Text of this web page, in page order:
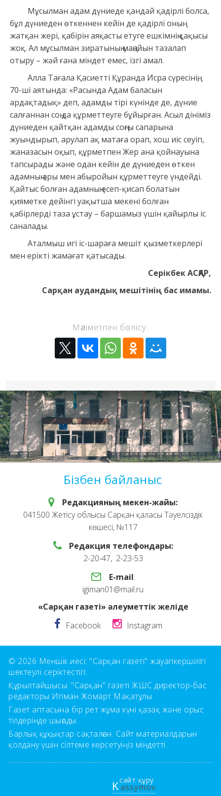
Мұсылман адам дүниеде қандай қадірлі болса,
бұл дүниеден өткеннен кейін де қадірлі оның
жатқан жері, қабірін аяқасты етуге ешкімнің қақысы
жоқ. Ал мұсылман зиратының маңайын тазалап
отыру – жәй ғана міндет емес, ізгі амал.
Алла Тағала Қасиетті Құранда Исра сүресінің,
70-ші аятында: «Расында Адам баласын
ардақтадық» деп, адамды тірі күнінде де, дүние
салғаннан соң да құрметтеуге бұйырған. Асыл дініміз
дүниеден қайтқан адамды соңғы сапарына
жуындырып, арулап ақ матаға орап, хош иіс сеуіп,
жаназасын оқып, құрметпен Жер ана қойнауына
тапсырады және одан кейін де дүниеден өткен
адамның ары мен абыройын құрметтеуге үндейді.
Қайтыс болған адамның есеп-қисап болатын
қияметке дейінгі уақытша мекені болған
қабірлерді таза ұстау – баршамыз үшін қайырлы іс
саналады.
Аталмыш игі іс-шараға мешіт қызметкерлері
мен ерікті жамағат қатысады.
Серікбек АСҚАР,
Сарқан аудандық мешітінің бас имамы.
Мәліметпен бөлісу:
Бізбен байланыс
Редакцияның мекен-жайы:
041500 Жетісу облысы Сарқан қаласы Тәуелсіздік
көшесі, №117
Редакция телефондары:
2-20-47, 2-23-53
E-mail:
igiman01@mail.ru
«Сарқан газеті» әлеуметтік желіде
Facebook
Instagram
© 2026 Меншік иесі: "Сарқан газеті" жауапкершілігі
шектеулі серіктестігі.
Құрылтайшысы: "Сарқан" газеті ЖШС директор-бас
редакторы Игіман Жомарт Мақатұлы
Газет аптасына бір рет жұма күні қазақ және орыс
тілдерінде шығады.
Барлық құқықтар сақталған. Сайт материалдарын
қолдану үшін сілтеме көрсетуіңіз міндетті.
сайт құру
Kassymov